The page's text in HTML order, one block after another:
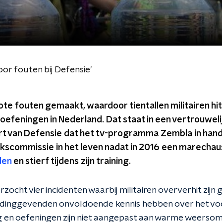
fouten bij Defensie'
fouten gemaakt, waardoor tientallen militairen
in Nederland. Dat staat in een
van Defensie dat het tv-programma Zembla in
in het leven nadat in 2016 een
en stierf tijdens zijn training.
vier incidenten waarbij militairen oververhit zijn
onvoldoende kennis hebben over het
oefeningen zijn niet aangepast aan warme